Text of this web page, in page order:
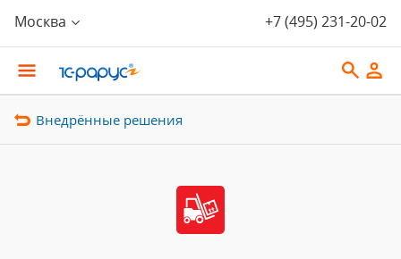
Москва +7 (495) 231-20-02
Внедрённые решения